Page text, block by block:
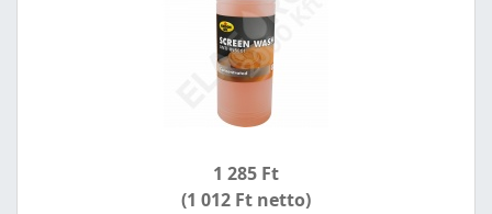
1 285 Ft
(1 012 Ft netto)